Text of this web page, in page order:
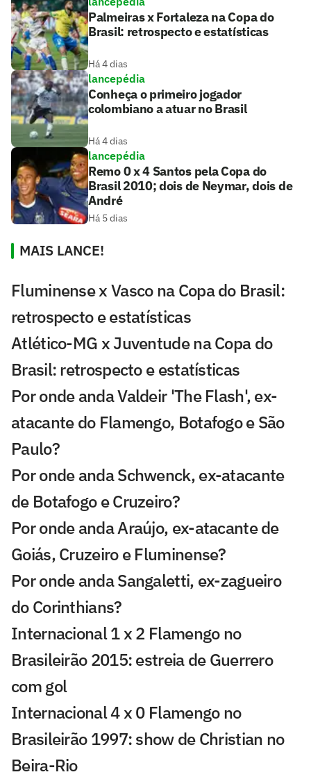
Palmeiras x Fortaleza na Copa do
Brasil: retrospecto e estatísticas
Há 4 dias
lancepédia
Conheça o primeiro jogador
colombiano a atuar no Brasil
Há 4 dias
lancepédia
Remo 0 x 4 Santos pela Copa do
Brasil 2010; dois de Neymar, dois de
André
Há 5 dias
MAIS LANCE!
Fluminense x Vasco na Copa do Brasil:
retrospecto e estatísticas
Atlético-MG x Juventude na Copa do
Brasil: retrospecto e estatísticas
Por onde anda Valdeir 'The Flash', ex-
atacante do Flamengo, Botafogo e São
Paulo?
Por onde anda Schwenck, ex-atacante
de Botafogo e Cruzeiro?
Por onde anda Araújo, ex-atacante de
Goiás, Cruzeiro e Fluminense?
Por onde anda Sangaletti, ex-zagueiro
do Corinthians?
Internacional 1 x 2 Flamengo no
Brasileirão 2015: estreia de Guerrero
com gol
Internacional 4 x 0 Flamengo no
Brasileirão 1997: show de Christian no
Beira-Rio